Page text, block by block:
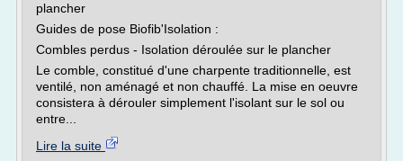
plancher
Guides de pose Biofib'Isolation :
Combles perdus - Isolation déroulée sur le plancher
Le comble, constitué d'une charpente traditionnelle, est
ventilé, non aménagé et non chauffé. La mise en oeuvre
consistera à dérouler simplement l'isolant sur le sol ou
entre...
Lire la suite